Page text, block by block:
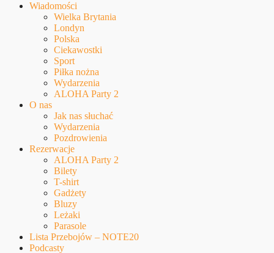
Wiadomości
Wielka Brytania
Londyn
Polska
Ciekawostki
Sport
Piłka nożna
Wydarzenia
ALOHA Party 2
O nas
Jak nas słuchać
Wydarzenia
Pozdrowienia
Rezerwacje
ALOHA Party 2
Bilety
T-shirt
Gadżety
Bluzy
Leżaki
Parasole
Lista Przebojów – NOTE20
Podcasty